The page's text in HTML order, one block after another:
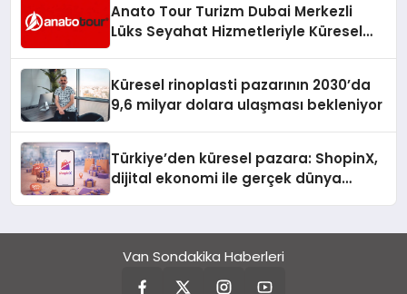
Anato Tour Turizm Dubai Merkezli
Lüks Seyahat Hizmetleriyle Küresel
Küresel rinoplasti pazarının 2030’da
9,6 milyar dolara ulaşması bekleniyor
Türkiye’den küresel pazara: ShopinX,
dijital ekonomi ile gerçek dünya
Van Sondakika Haberleri